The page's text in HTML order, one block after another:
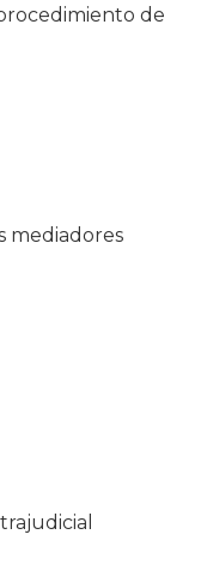
de
mediadores